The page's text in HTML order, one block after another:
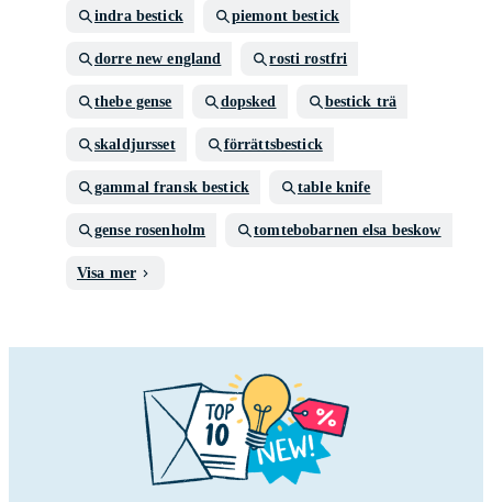
indra bestick piemont bestick
dorre new england rosti rostfri
thebe gense dopsked bestick trä
skaldjursset förrättsbestick
gammal fransk bestick table knife
gense rosenholm tomtebobarnen elsa beskow
Visa mer